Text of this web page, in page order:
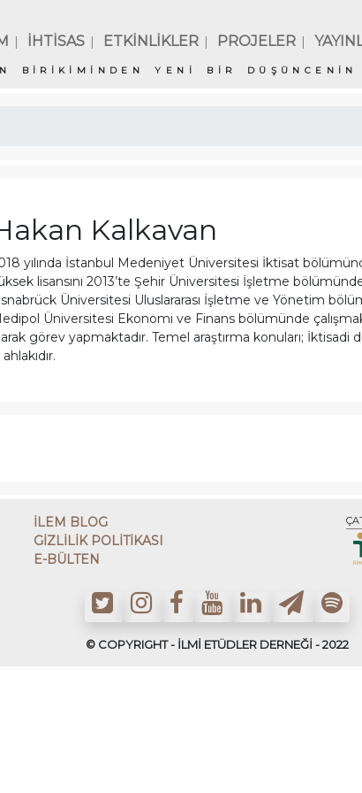
| İHTİSAS | ETKİNLİKLER | PROJELER |
BİRİKİMİNDEN YENİ BİR
Kalkavan
yılında İstanbul Medeniyet Üniversitesi İktisat
lisansını 2013’te Şehir Üniversitesi İşletme bölümünde
Üniversitesi Uluslararası İşletme ve Yönetim
Üniversitesi Ekonomi ve Finans bölümünde
görev yapmaktadır. Temel araştırma konuları;
ahlakıdır.
İLEM BLOG
GİZLİLİK POLİTİKASI
E-BÜLTEN
© COPYRIGHT - İLMİ ETÜDLER DERNEĞİ - 2022